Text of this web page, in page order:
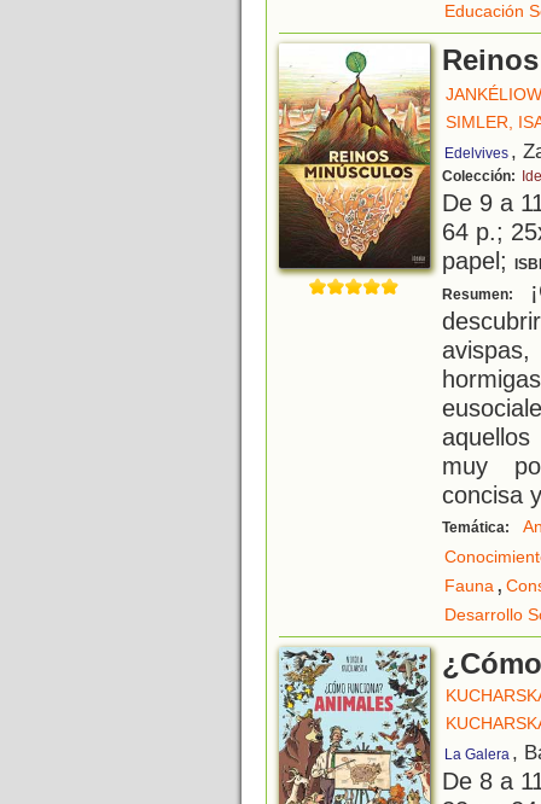
Educación
SIMLER,
Edelvives ,
Colección:
De 9 a
64 p.;
papel;
Resumen:
muy
concisa
Temática:
Fauna ,
Desarrollo
La Galera ,
De 8 a